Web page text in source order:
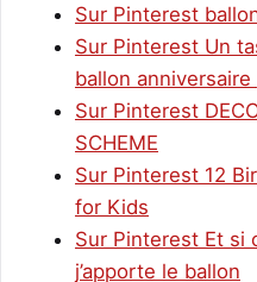
Sur Pinterest
Sur Pinterest Un
ballon
Sur Pinterest
SCHEME
Sur Pinterest 12
for Kids
Sur Pinterest Et si
j’apporte le ballon